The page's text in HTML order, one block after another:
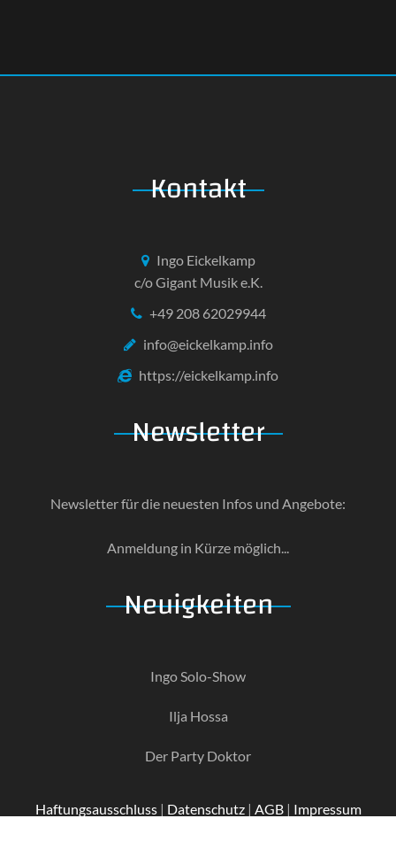
Kontakt
Ingo Eickelkamp
c/o Gigant Musik e.K.
+49 208 62029944
info@eickelkamp.info
https://eickelkamp.info
Newsletter
Newsletter für die neuesten Infos und Angebote:
Anmeldung in Kürze möglich...
Neuigkeiten
Ingo Solo-Show
Ilja Hossa
Der Party Doktor
Haftungsausschluss| Datenschutz| AGB| Impressum